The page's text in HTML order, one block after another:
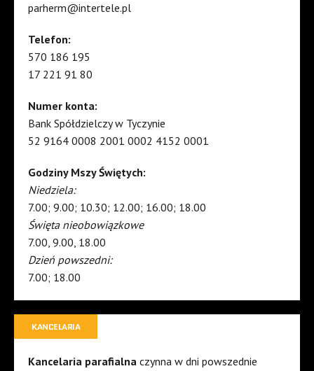
parherm@intertele.pl
Telefon:
570 186 195
17 221 91 80
Numer konta:
Bank Spółdzielczy w Tyczynie
52 9164 0008 2001 0002 4152 0001
Godziny Mszy Świętych:
Niedziela:
7.00; 9.00; 10.30; 12.00; 16.00; 18.00
Święta nieobowiązkowe
7.00, 9.00, 18.00
Dzień powszedni:
7.00; 18.00
KANCELARIA
Kancelaria parafialna czynna w dni powszednie